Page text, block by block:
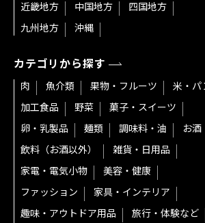
近畿地方
中国地方
四国地方
九州地方
沖縄
カテゴリから探す
肉 魚介類 果物・フルーツ
米・パ
加工食品
野菜
菓子・スイーツ
卵・乳製品
麺類 調味料・油
お酒
飲料（お酒以外）
雑貨・日用品
家電・電気小物
美容・健康
ファッション
家具・インテリア
趣味・アウトドア用品
旅行・体験など